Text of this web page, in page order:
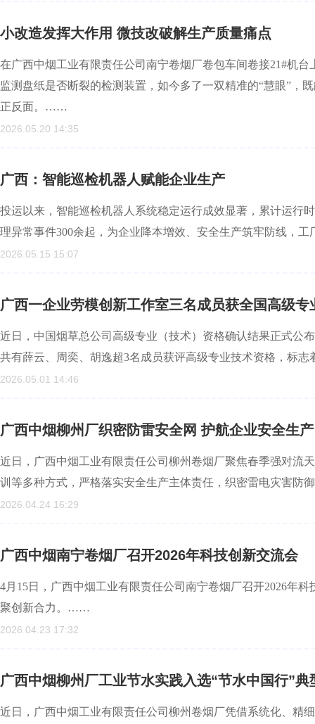
小改造发挥大作用 微技改破解生产质量痛点
在广西中烟工业有限责任公司南宁卷烟厂卷包车间卷接21#机
监测盘纸是否断裂的检测装置，如今多了一双精准的“慧眼”，
正反面。……
2026.05.20 14:35
广西：智能巡检机器人赋能企业生产
投运以来，智能巡检机器人系统稳定运行成效显著，累计运行
理异常事件300余起，为企业降本增效、安全生产筑牢防线，
2026.05.15 15:07
广西一企业劳模创新工作室三名成员获全国高级专
近日，中国烟草总公司高级专业（技术）资格确认结果正式公
共有薛云、周奕、胡逸超3名成员获评高级专业技术资格，标
2026.05.01 14:46
广西中烟柳州厂织密防雷安全网 护航企业安全生产
近日，广西中烟工业有限责任公司柳州卷烟厂聚焦春季强对流
训等多种方式，严格落实安全生产主体责任，织密雷电灾害
2026.04.24 16:29
广西中烟南宁卷烟厂召开2026年科技创新交流会
4月15日，广西中烟工业有限责任公司南宁卷烟厂召开2026年
聚创新合力。……
2026.04.23 17:32
广西中烟柳州厂工业节水实践入选“节水中国行”
近日，广西中烟工业有限责任公司柳州卷烟厂凭借系统化、精